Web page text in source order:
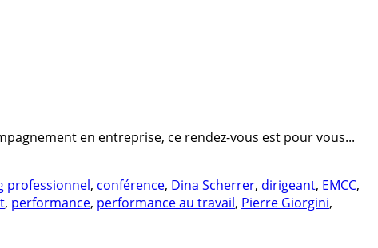
en entreprise, ce rendez-vous est pour vous...
professionnel, conférence, Dina Scherrer, dirigeant, EMCC,
, performance, performance au travail, Pierre Giorgini,